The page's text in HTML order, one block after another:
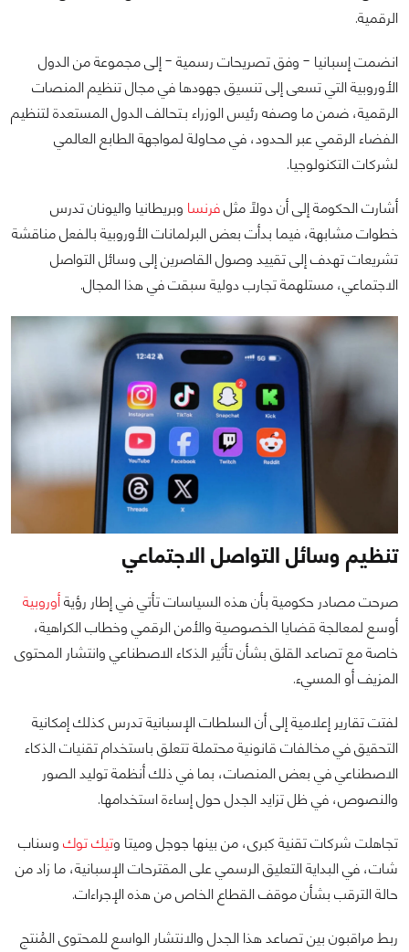
الرقمية.
انضمت إسبانيا - وفق تصريحات رسمية - إلى مجموعة من الدول
الأوروبية التي تسعى إلى تنسيق جهودها في مجال تنظيم المنصات
الرقمية، ضمن ما وصفه رئيس الوزراء بـتحالف الدول المستعدة لتنظيم
الفضاء الرقمي عبر الحدود، في محاولة لمواجهة الطابع العالمي
لشركات التكنولوجيا.
أشارت الحكومة إلى أن دولًا مثلفرنسا وبريطانيا واليونان تدرس
خطوات مشابهة، فيما بدأت بعض البرلمانات الأوروبية بالفعل مناقشة
تشريعات تهدف إلى تقييد وصول القاصرين إلى وسائل التواصل
الاجتماعي، مستلهمة تجارب دولية سبقت في هذا المجال.
تنظيم وسائل التواصل الاجتماعي
صرحت مصادر حكومية بأن هذه السياسات تأتي في إطار رؤيةأوروبية
أوسع لمعالجة قضايا الخصوصية والأمن الرقمي وخطاب الكراهية،
خاصة مع تصاعد القلق بشأن تأثير الذكاء الاصطناعي وانتشار المحتوى
المزيف أو المسيء.
لفتت تقارير إعلامية إلى أن السلطات الإسبانية تدرس كذلك إمكانية
التحقيق في مخالفات قانونية محتملة تتعلق باستخدام تقنيات الذكاء
الاصطناعي في بعض المنصات، بما في ذلك أنظمة توليد الصور
والنصوص، في ظل تزايد الجدل حول إساءة استخدامها.
تجاهلت شركات تقنية كبرى، من بينها جوجل وميتا وتيك توك وسناب
شات، في البداية التعليق الرسمي على المقترحات الإسبانية، ما زاد من
حالة الترقب بشأن موقف القطاع الخاص من هذه الإجراءات.
ربط مراقبون بين تصاعد هذا الجدل والانتشار الواسع للمحتوى المُنتج